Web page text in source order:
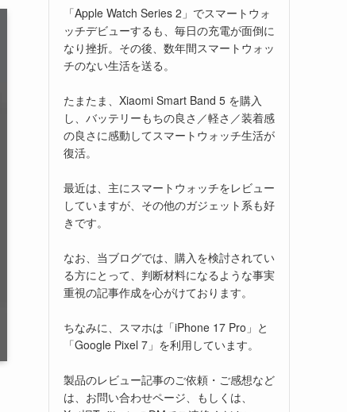
「Apple Watch Series 2」でスマートウォ
ッチデビューするも、毎日の充電が面倒に
なり挫折。その後、数年間スマートウォッ
チのない生活を送る。
たまたま、Xiaomi Smart Band 5 を購入
し、バッテリーもちの良さ／軽さ／装着感
の良さに感動してスマートウォッチ生活が
復活。
最近は、主にスマートウォッチをレビュー
していますが、その他のガジェット系も好
きです。
なお、当ブログでは、購入を検討されてい
る方にとって、判断材料になるような事実
重視の記事作成を心がけております。
ちなみに、スマホは「iPhone 17 Pro」と
「Google Pixel 7」を利用しています。
製品のレビュー記事のご依頼・ご感想など
は、お問い合わせページ、もしくは、